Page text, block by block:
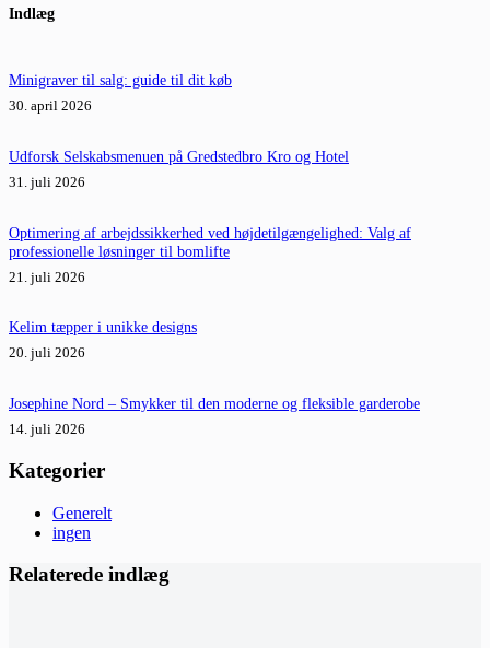
resultater
Indlæg
Minigraver til salg: guide til dit køb
30. april 2026
Udforsk Selskabsmenuen på Gredstedbro Kro og Hotel
31. juli 2026
Optimering af arbejdssikkerhed ved højdetilgængelighed: Valg af
professionelle løsninger til bomlifte
21. juli 2026
Kelim tæpper i unikke designs
20. juli 2026
Josephine Nord – Smykker til den moderne og fleksible garderobe
14. juli 2026
Kategorier
Generelt
ingen
Relaterede indlæg